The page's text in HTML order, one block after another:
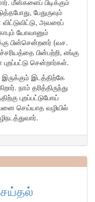
மீன்களைப் பிடிக்கும்
பேதுருவும்
அவரைப்
யோவானும்
பின்சென்றனர் (வச.
பின்பற்றி, எங்கு
சென்றார்கள்.
இடத்திற்கே
நாம் தரித்திருந்து
புறப்பட்டுபோய்
செய்யாத வழியில்